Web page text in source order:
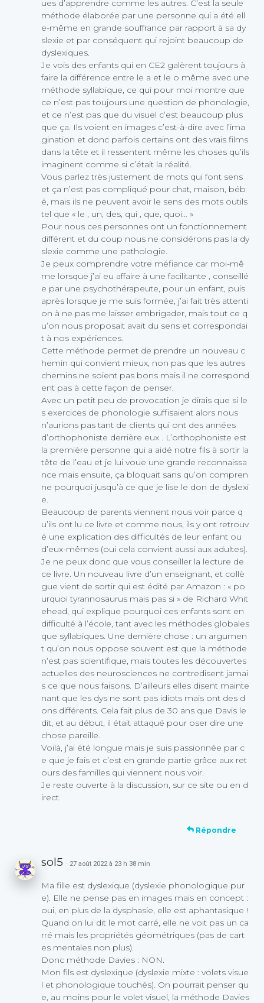
ues d’apprendre comme les autres. C’est la seule
méthode élaborée par une personne qui a été ell
e-même en grande souffrance par rapport à sa dy
slexie et par conséquent qui rejoint beaucoup de
dyslexiques.
Je vois des enfants qui en CE2 galèrent toujours à
faire la différence entre le a et le o même avec une
méthode syllabique, ce qui pour moi montre que
ce n’est pas toujours une question de phonologie,
et ce n’est pas que du visuel c’est beaucoup plus
que ça. Ils voient en images c’est-à-dire avec l’ima
gination et donc parfois certains ont des vrais films
dans la tête et il ressentent même les choses qu’ils
imaginent comme si c’était la réalité.
Vous parlez très justement de mots qui font sens
et ça n’est pas compliqué pour chat, maison, béb
é, mais ils ne peuvent avoir le sens des mots outils
tel que « le , un, des, qui , que, quoi… »
Pour nous ces personnes ont un fonctionnement
différent et du coup nous ne considérons pas la dy
slexie comme une pathologie.
Je peux comprendre votre méfiance car moi-mê
me lorsque j’ai eu affaire à une facilitante , conseillé
e par une psychothérapeute, pour un enfant, puis
après lorsque je me suis formée, j’ai fait très attenti
on à ne pas me laisser embrigader, mais tout ce q
u’on nous proposait avait du sens et correspondai
t à nos expériences.
Cette méthode permet de prendre un nouveau c
hemin qui convient mieux, non pas que les autres
chemins ne soient pas bons mais il ne correspond
ent pas à cette façon de penser.
Avec un petit peu de provocation je dirais que si le
s exercices de phonologie suffisaient alors nous
n’aurions pas tant de clients qui ont des années
d’orthophoniste derrière eux . L’orthophoniste est
la première personne qui a aidé notre fils à sortir la
tête de l’eau et je lui voue une grande reconnaissa
nce mais ensuite, ça bloquait sans qu’on compren
ne pourquoi jusqu’à ce que je lise le don de dyslexi
e.
Beaucoup de parents viennent nous voir parce q
u’ils ont lu ce livre et comme nous, ils y ont retrouv
é une explication des difficultés de leur enfant ou
d’eux-mêmes (oui cela convient aussi aux adultes).
Je ne peux donc que vous conseiller la lecture de
ce livre. Un nouveau livre d’un enseignant, et collè
gue vient de sortir qui est édité par Amazon : « po
urquoi tyrannosaurus mais pas si » de Richard Whit
ehead, qui explique pourquoi ces enfants sont en
difficulté à l’école, tant avec les méthodes globales
que syllabiques. Une dernière chose : un argumen
t qu’on nous oppose souvent est que la méthode
n’est pas scientifique, mais toutes les découvertes
actuelles des neurosciences ne contredisent jamai
s ce que nous faisons. D’ailleurs elles disent mainte
nant que les dys ne sont pas idiots mais ont des d
ons différents. Cela fait plus de 30 ans que Davis le
dit, et au début, il était attaqué pour oser dire une
chose pareille.
Voilà, j’ai été longue mais je suis passionnée par c
e que je fais et c’est en grande partie grâce aux ret
ours des familles qui viennent nous voir.
Je reste ouverte à la discussion, sur ce site ou en d
irect.
Répondre
sol5 · 27 août 2022 à 23 h 38 min
Ma fille est dyslexique (dyslexie phonologique pur
e). Elle ne pense pas en images mais en concept :
oui, en plus de la dysphasie, elle est aphantasique !
Quand on lui dit le mot carré, elle ne voit pas un ca
rré mais les propriétés géométriques (pas de cart
es mentales non plus).
Donc méthode Davies : NON.
Mon fils est dyslexique (dyslexie mixte : volets visue
l et phonologique touchés). On pourrait penser qu
e, au moins pour le volet visuel, la méthode Davies